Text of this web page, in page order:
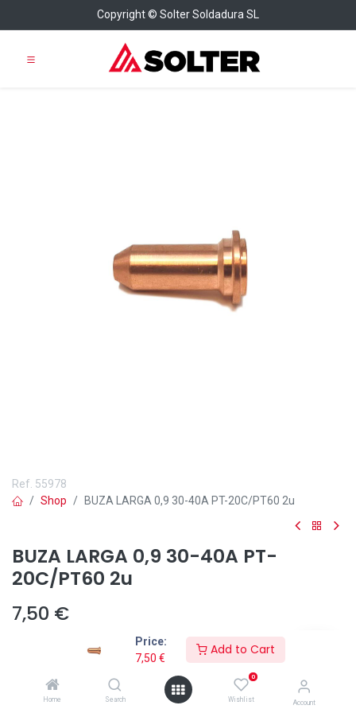
Price:
7,50 €
Add to Cart
Home Search
0
Wishlist Account
Copyright © Solter Soldadura SL
Ref. 55978
Shop
BUZA LARGA 0,9 30-40A PT-20C/PT60 2u
BUZA LARGA 0,9 30-40A PT-
20C/PT60 2u
7,50 €
Añadir a lista de deseos